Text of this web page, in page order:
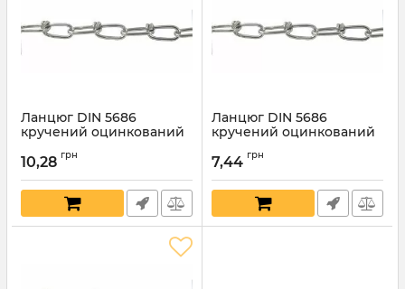
Ланцюг DIN 5686
кручений оцинкований
Артикул:
10,28 грн
Ланцюг DIN 5686
кручений оцинкований
Артикул:
7,44 грн